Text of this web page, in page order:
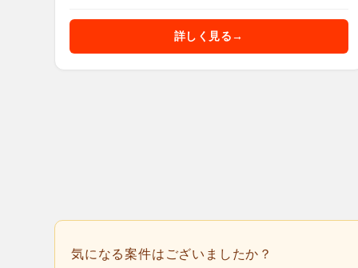
詳しく見る
気になる案件はございましたか？